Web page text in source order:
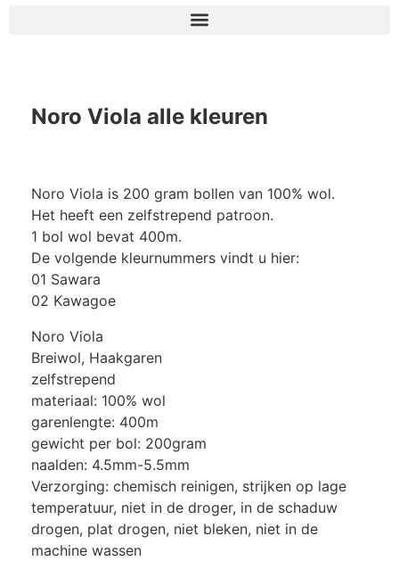
Noro Viola alle kleuren
Noro Viola is 200 gram bollen van 100% wol.
Het heeft een zelfstrepend patroon.
1 bol wol bevat 400m.
De volgende kleurnummers vindt u hier:
01 Sawara
02 Kawagoe
Noro Viola
Breiwol, Haakgaren
zelfstrepend
materiaal: 100% wol
garenlengte: 400m
gewicht per bol: 200gram
naalden: 4.5mm-5.5mm
Verzorging: chemisch reinigen, strijken op lage
temperatuur, niet in de droger, in de schaduw
drogen, plat drogen, niet bleken, niet in de
machine wassen